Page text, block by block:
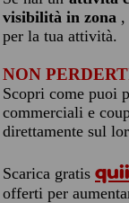
visibilità in zona ,
per la tua attività.
NON
Scopri come puoi
commerciali e
direttamente sul
Scarica gratis
offerti per